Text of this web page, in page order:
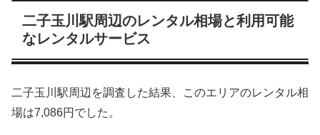
二子玉川駅周辺のレンタル相場と利用可能
なレンタルサービス
二子玉川駅周辺を調査した結果、このエリアのレンタル相
場は7,086円でした。